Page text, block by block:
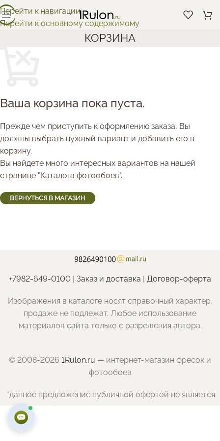
Перейти к навигации
Перейти к основному содержимому
КОРЗИНА
Ваша корзина пока пуста.
Прежде чем приступить к оформлению заказа, Вы
должны выбрать нужный вариант и добавить его в
корзину.
Вы найдете много интересных вариантов на нашей
странице "Каталога фотообоев".
ВЕРНУТЬСЯ В МАГАЗИН
+7982-649-0100 | Заказ и доставка | Договор-оферта
Изображения в каталоге носят справочный характер,
продаже не подлежат. Любое использование
материалов сайта только с разрешения автора.
© 2008-2026 1Rulon.ru — интернет-магазин фресок и
фотообоев
*данное предложение публичной офертой не является